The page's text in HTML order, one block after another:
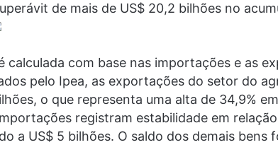
de mais de US$ 20,2 bilhões no
calculada com base nas importações e as
pelo Ipea, as exportações do setor do
o que representa uma alta de 34,9%
registram estabilidade em
a US$ 5 bilhões. O saldo dos demais bens